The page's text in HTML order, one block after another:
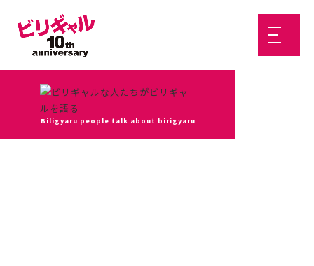
Biligyaru people talk about birigyaru